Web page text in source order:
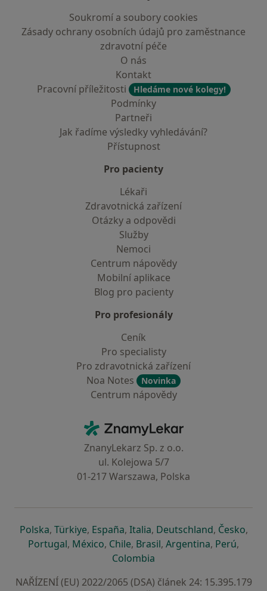
Soukromí a soubory cookies
Zásady ochrany osobních údajů pro zaměstnance
zdravotní péče
O nás
Kontakt
Pracovní příležitosti
Hledáme nové kolegy!
Podmínky
Partneři
Jak řadíme výsledky vyhledávání?
Přístupnost
Pro pacienty
Lékaři
Zdravotnická zařízení
Otázky a odpovědi
Služby
Nemoci
Centrum nápovědy
Mobilní aplikace
Blog pro pacienty
Pro profesionály
Ceník
Pro specialisty
Pro zdravotnická zařízení
Noa Notes
Novinka
Centrum nápovědy
ZnamyLekar - Hlavní stránka
ZnanyLekarz Sp. z o.o.
ul. Kolejowa 5/7
01-217 Warszawa, Polska
Polskase otevře v nové záložce
, Türkiyese otevře v nové záložce
, Españase otevře v nové záložce
, Italiase otevře v nové záložce
, Deutschlandse otevře v
, Českose
,
Portugalse otevře v nové záložce
, Méxicose otevře v nové záložce
, Chilese otevře v nové záložce
, Brasilse otevře v nové
, Argentinase otevře v
, Perúse
,
Colombia
NAŘÍZENÍ (EU) 2022/2065 (DSA) článek 24: 15.395.179